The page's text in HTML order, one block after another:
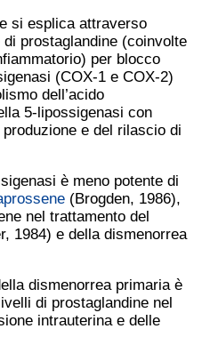
si esplica attraverso
di prostaglandine (coinvolte
per blocco
(COX-1 e COX-2)
dell’acido
5-lipossigenasi con
e del rilascio di
è meno potente di
(Brogden, 1986),
nel trattamento del
1984) e della dismenorrea
dismenorrea primaria è
di prostaglandine nel
intrauterina e delle